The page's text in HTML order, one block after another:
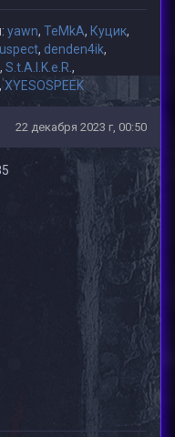
yawn, TeMkA, Куцик,
, denden4ik,
, S.t.A.l.K.e.R. ,
,XYESOSPEEK
22 декабря 2023 г, 00:50